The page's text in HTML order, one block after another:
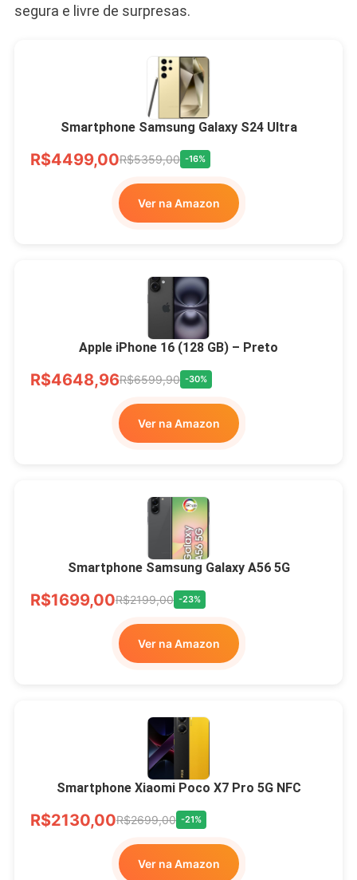
segura e livre de surpresas.
Smartphone Samsung Galaxy S24 Ultra
R$4499,00R$5359,00 -16%
Ver na Amazon
Apple iPhone 16 (128 GB) – Preto
R$4648,96R$6599,90 -30%
Ver na Amazon
Smartphone Samsung Galaxy A56 5G
R$1699,00R$2199,00 -23%
Ver na Amazon
Smartphone Xiaomi Poco X7 Pro 5G NFC
R$2130,00R$2699,00 -21%
Ver na Amazon